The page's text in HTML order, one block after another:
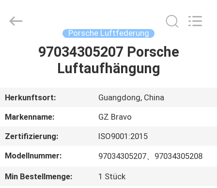
ÜBER
UNS
FABRIK-
AUSFLUG
2025
Porsche Luftfederung
97034305207 Porsche
Luftaufhängung
Herkunftsort:
Guangdong, China
Markenname:
GZ Bravo
Zertifizierung:
ISO9001:2015
Modellnummer:
97034305207、97034305208
Min Bestellmenge:
1 Stück